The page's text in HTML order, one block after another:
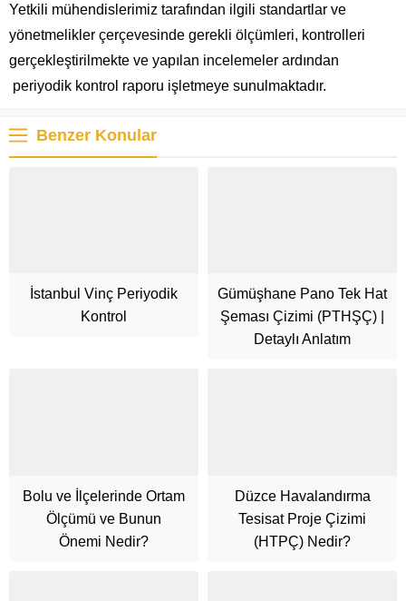
Yetkili mühendislerimiz tarafından ilgili standartlar ve
yönetmelikler çerçevesinde gerekli ölçümleri, kontrolleri
gerçekleştirilmekte ve yapılan incelemeler ardından
periyodik kontrol raporu işletmeye sunulmaktadır.
Benzer Konular
İstanbul Vinç Periyodik
Kontrol
Gümüşhane Pano Tek Hat
Şeması Çizimi (PTHŞÇ) |
Detaylı Anlatım
Bolu ve İlçelerinde Ortam
Ölçümü ve Bunun
Önemi Nedir?
Düzce Havalandırma
Tesisat Proje Çizimi
(HTPÇ) Nedir?